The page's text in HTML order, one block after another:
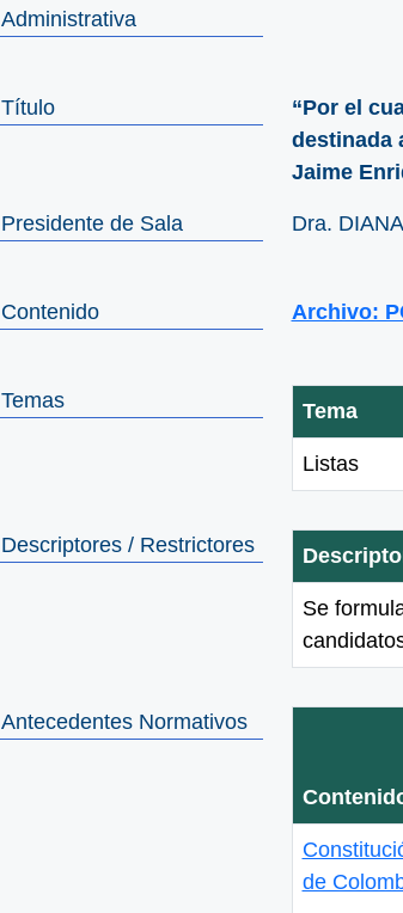
Administrativa
Título
“Por el
destinada
Jaime
Presidente de Sala Dra.
Contenido Archivo:
Temas Tema
Listas
Descriptores / Restrictores
Se
Antecedentes Normativos
de